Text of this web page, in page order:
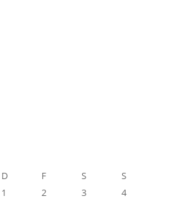
D F S
S
1
2 3 4